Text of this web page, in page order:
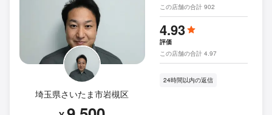
埼玉県さいたま市岩槻区
この店舗の合計 902
4.93
評価
この店舗の合計 4.97
24時間以内の返信